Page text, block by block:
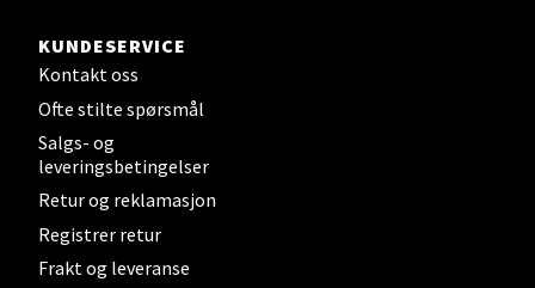
KUNDESERVICE
Kontakt oss
Ofte stilte spørsmål
Salgs- og
leveringsbetingelser
Retur og reklamasjon
Registrer retur
Frakt og leveranse
Jessheim - Thon Senter Jessheim
Storgata 6, 2050 Jessheim
0 i butikk